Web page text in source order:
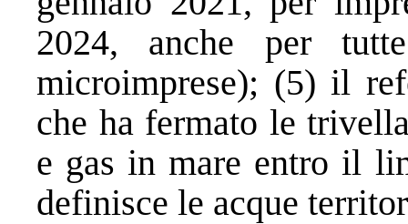
2024, anche per
microimprese); (5) il
che ha fermato le
e gas in mare entro il
definisce le acque